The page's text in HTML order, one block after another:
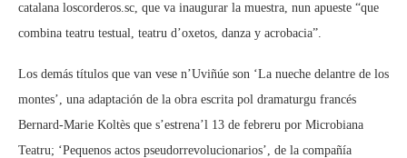
catalana loscorderos.sc, que va inaugurar la muestra, nun apueste “que
combina teatru testual, teatru d’oxetos, danza y acrobacia”.
Los demás títulos que van vese n’Uviñúe son ‘La nueche delantre de los
montes’, una adaptación de la obra escrita pol dramaturgu francés
Bernard-Marie Koltès que s’estrena’l 13 de febreru por Microbiana
Teatru; ‘Pequenos actos pseudorrevolucionarios’, de la compañía